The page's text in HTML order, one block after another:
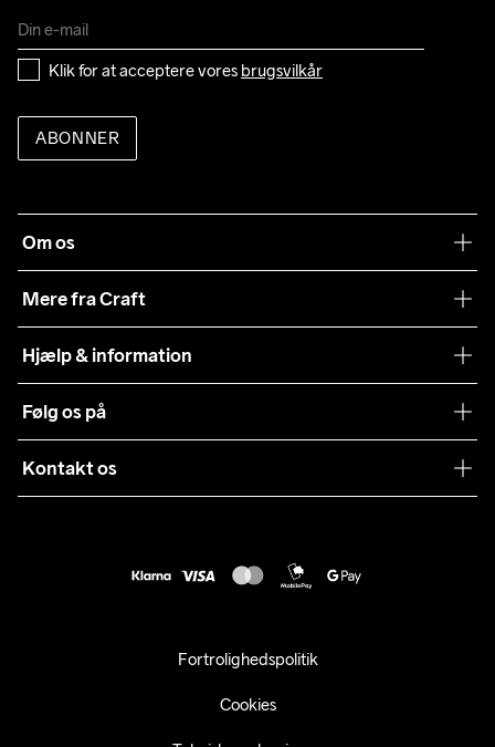
Klik for at acceptere vores brugsvilkår
ABONNER
Om os
Mere fra Craft
Samarbejder
Presse
Sustainability
Hjælp & information
Levering
Kundeservice
Følg os på
Kontakt os
Fortrolighedspolitik
Cookies